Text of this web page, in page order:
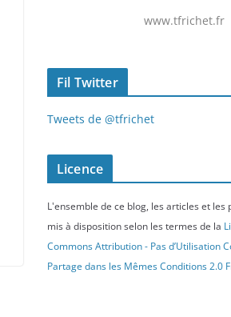
www.tfrichet.fr
Fil Twitter
Tweets de @tfrichet
Licence
L'ensemble de ce blog, les articles et les
mis à disposition selon les termes de la
Commons Attribution - Pas d’Utilisation
Partage dans les Mêmes Conditions 2.0